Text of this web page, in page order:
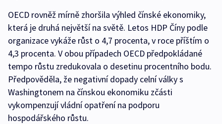
OECD rovněž mírně zhoršila výhled čínské ekonomiky,
která je druhá největší na světě. Letos HDP Číny podle
organizace vykáže růst o 4,7 procenta, v roce příštím o
4,3 procenta. V obou případech OECD předpokládané
tempo růstu zredukovala o desetinu procentního bodu.
Předpověděla, že negativní dopady celní války s
Washingtonem na čínskou ekonomiku zčásti
vykompenzují vládní opatření na podporu
hospodářského růstu.